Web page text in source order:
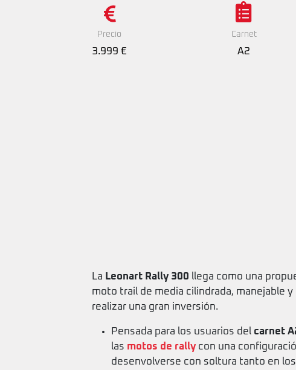
Precio
3.999 €
Carnet
A2
La Leonart Rally 300 llega como una
moto trail de media cilindrada, manejable
realizar una gran inversión.
Pensada para los usuarios del carnet
las motos de rally con una
desenvolverse con soltura tanto en